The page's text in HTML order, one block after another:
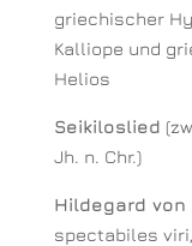
griechischer
Kalliope und
Helios
Seikiloslied
Jh. n. Chr.)
Hildegard von
spectabiles